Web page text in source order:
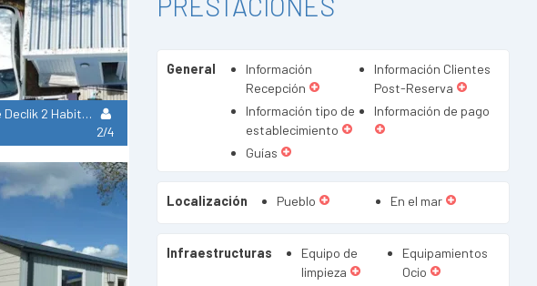
Mobil Home Declik 2 Habitaciones - 29M²
2/4
General
Información
Recepción
Información Clientes
Post-Reserva
Información tipo de
establecimiento
Información de pago
Guías
Localización Pueblo En el mar
Infraestructuras
Equipo de
limpieza
Equipamientos
Ocio